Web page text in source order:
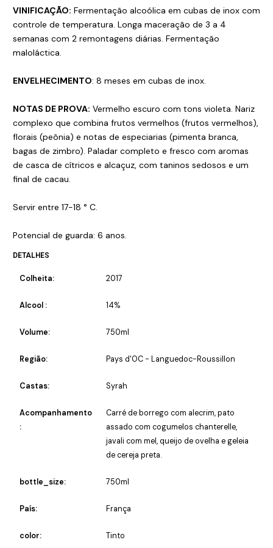
VINIFICAÇÃO: Fermentação alcoólica em cubas de inox com
controle de temperatura. Longa maceração de 3 a 4
semanas com 2 remontagens diárias. Fermentação
maloláctica.
ENVELHECIMENTO: 8 meses em cubas de inox.
NOTAS DE PROVA: Vermelho escuro com tons violeta. Nariz
complexo que combina frutos vermelhos (frutos vermelhos),
florais (peônia) e notas de especiarias (pimenta branca,
bagas de zimbro). Paladar completo e fresco com aromas
de casca de cítricos e alcaçuz, com taninos sedosos e um
final de cacau.
Servir entre 17-18 ° C.
Potencial de guarda: 6 anos.
DETALHES
Colheita: 2017
Alcool : 14%
Volume: 750ml
Região: Pays d'OC - Languedoc-Roussillon
Castas: Syrah
Acompanhamento
:
Carré de borrego com alecrim, pato
assado com cogumelos chanterelle,
javali com mel, queijo de ovelha e geleia
de cereja preta.
bottle_size: 750ml
País: França
color: Tinto